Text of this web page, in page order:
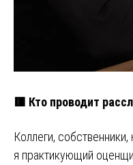
🟥 Кто проводит
Коллеги,
я практикующий